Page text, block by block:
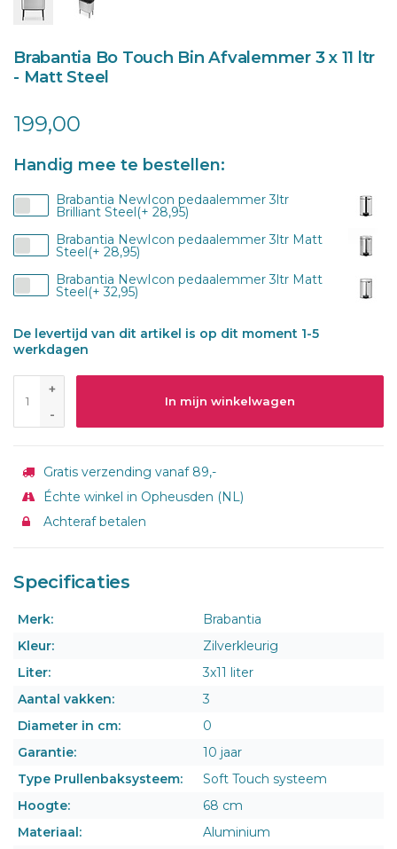
Brabantia Bo Touch Bin Afvalemmer 3 x 11 ltr
- Matt Steel
199,00
Handig mee te bestellen:
Brabantia NewIcon pedaalemmer 3ltr
Brilliant Steel(+ 28,95)
Brabantia NewIcon pedaalemmer 3ltr Matt
Steel(+ 28,95)
Brabantia NewIcon pedaalemmer 3ltr Matt
Steel(+ 32,95)
De levertijd van dit artikel is op dit moment 1-5
werkdagen
+
-
In mijn winkelwagen
Gratis verzending vanaf 89,-
Échte winkel in Opheusden (NL)
Achteraf betalen
Specificaties
Merk:
Brabantia
Kleur:
Zilverkleurig
Liter:
3x11 liter
Aantal vakken:
3
Diameter in cm:
0
Garantie:
10 jaar
Type Prullenbaksysteem:
Soft Touch systeem
Hoogte:
68 cm
Materiaal:
Aluminium